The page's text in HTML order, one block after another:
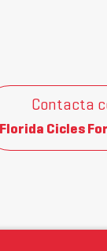
Contacta
Florida Cicles